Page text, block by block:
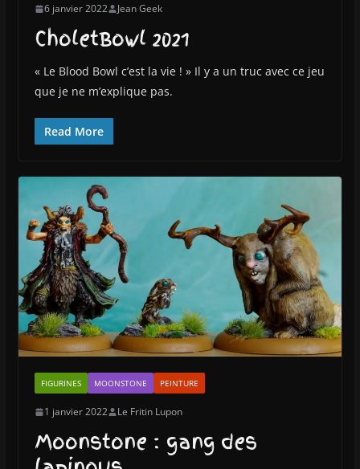
6 janvier 2022 Jean Geek
CholetBowl 2021
« Le Blood Bowl c’est la vie ! » Il y a un truc avec ce jeu
que je ne m’explique pas.
Read More
FIGURINES MOONSTONE PEINTURE
1 janvier 2022 Le Fritin Lupon
Moonstone : gang des